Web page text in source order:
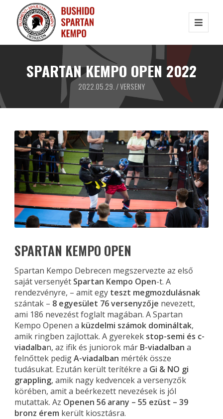
SPARTAN KEMPO OPEN 2022
2022.05.29. /VERSENY
SPARTAN KEMPO OPEN
Spartan Kempo Debrecen megszervezte az első
saját versenyét Spartan Kempo Open-t. A
rendezvényre, – amit egy teszt megmozdulásnak
szántak – 8 egyesület 76 versenyzője nevezett,
ami 186 nevezést foglalt magában. A Spartan
Kempo Openen a küzdelmi számok domináltak,
amik ringben zajlottak. A gyerekek stop-semi és c-
viadalban, az ifik és juniorok már B-viadalban a
felnőttek pedigA-viadalban mérték össze
tudásukat. Ezután került terítékre a Gi & NO gi
grappling, amik nagy kedvencek a versenyzők
körében, amit a beérkezett nevezések is jól
mutattak. Az Openen 56 arany – 55 ezüst – 39
bronz érem került kiosztásra.